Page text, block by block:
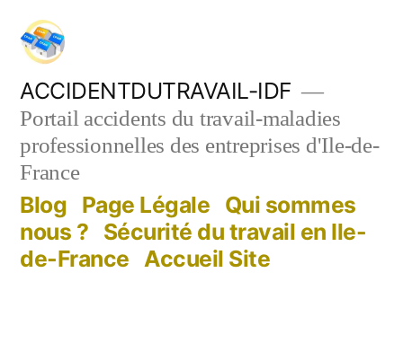
Aller
contenu
ACCIDENTDUTRAVAIL-IDF
Portail accidents du travail-maladies
professionnelles des entreprises d'Ile-de-
France
Blog Page Légale Qui sommes
nous ? Sécurité du travail en Ile-
de-France Accueil Site